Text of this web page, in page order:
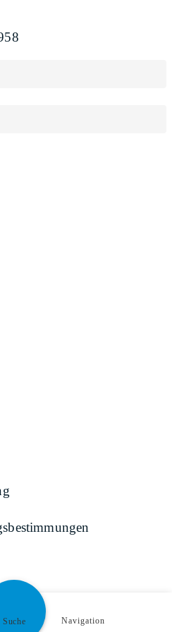
Suche Navigation